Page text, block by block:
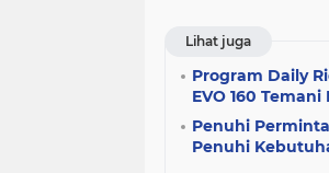
Lihat juga
Program Daily
EVO 160
Penuhi
Penuhi